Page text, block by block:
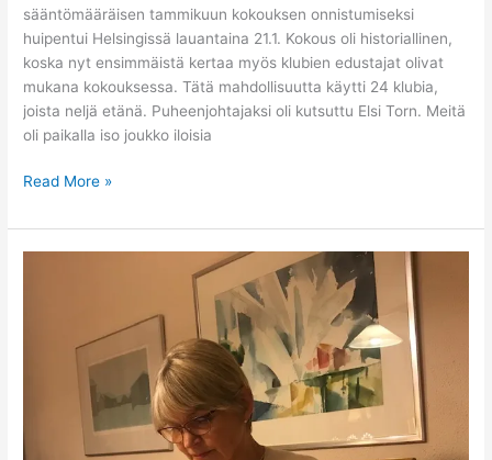
sääntömääräisen tammikuun kokouksen onnistumiseksi
huipentui Helsingissä lauantaina 21.1. Kokous oli historiallinen,
koska nyt ensimmäistä kertaa myös klubien edustajat olivat
mukana kokouksessa. Tätä mahdollisuutta käytti 24 klubia,
joista neljä etänä. Puheenjohtajaksi oli kutsuttu Elsi Torn. Meitä
oli paikalla iso joukko iloisia
Read More »
ensimmäisenä